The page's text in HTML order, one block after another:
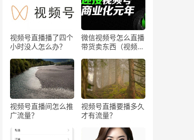
视频号直播播了四个
小时没人怎么办？
微信视频号怎么直播
带货卖东西（视频号
视频号直播间怎么推
广流量？
视频号直播要播多久
才有流量？